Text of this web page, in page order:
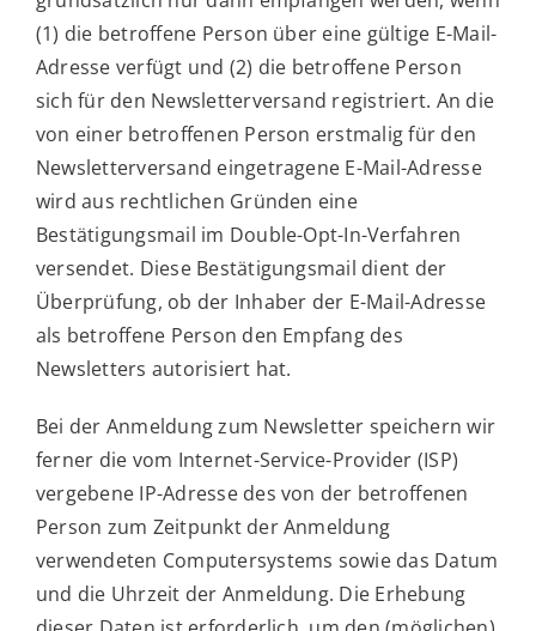
(1) die betroffene Person über eine gültige E-Mail-
Adresse verfügt und (2) die betroffene Person
sich für den Newsletterversand registriert. An die
von einer betroffenen Person erstmalig für den
Newsletterversand eingetragene E-Mail-Adresse
wird aus rechtlichen Gründen eine
Bestätigungsmail im Double-Opt-In-Verfahren
versendet. Diese Bestätigungsmail dient der
Überprüfung, ob der Inhaber der E-Mail-Adresse
als betroffene Person den Empfang des
Newsletters autorisiert hat.
Bei der Anmeldung zum Newsletter speichern wir
ferner die vom Internet-Service-Provider (ISP)
vergebene IP-Adresse des von der betroffenen
Person zum Zeitpunkt der Anmeldung
verwendeten Computersystems sowie das Datum
und die Uhrzeit der Anmeldung. Die Erhebung